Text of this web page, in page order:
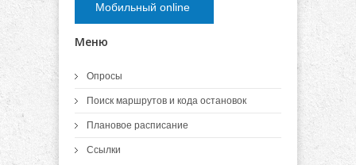
Мобильный online
Меню
Опросы
Поиск маршрутов и кода остановок
Плановое расписание
Ссылки